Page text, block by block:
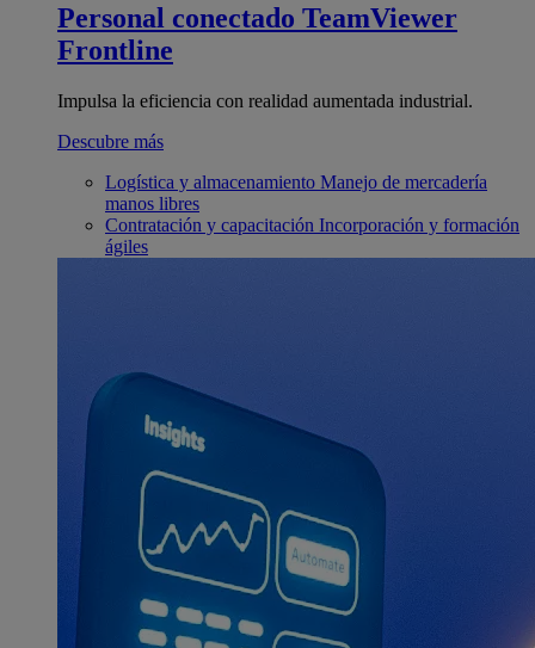
Personal conectado TeamViewer
Frontline
Impulsa la eficiencia con realidad aumentada industrial.
Descubre más
Logística y almacenamiento Manejo de mercadería
manos libres
Contratación y capacitación Incorporación y formación
ágiles